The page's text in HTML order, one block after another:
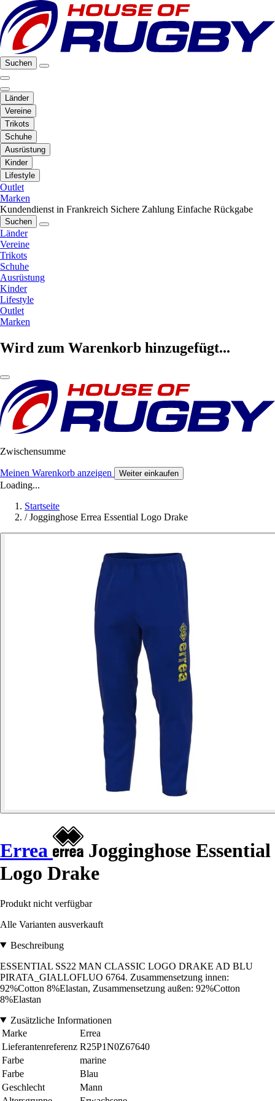
Suchen
Länder
Vereine
Trikots
Schuhe
Ausrüstung
Kinder
Lifestyle
Outlet
Marken
Kundendienst in Frankreich Sichere Zahlung Einfache Rückgabe
Suchen
Länder
Vereine
Trikots
Schuhe
Ausrüstung
Kinder
Lifestyle
Outlet
Marken
Wird zum Warenkorb hinzugefügt...
Zwischensumme
Meinen Warenkorb anzeigen Weiter einkaufen
Loading...
Startseite
/ Jogginghose Errea Essential Logo Drake
Errea
Jogginghose Essential
Logo Drake
Produkt nicht verfügbar
Alle Varianten ausverkauft
Beschreibung
ESSENTIAL SS22 MAN CLASSIC LOGO DRAKE AD BLU
PIRATA_GIALLOFLUO 6764. Zusammensetzung innen:
92%Cotton 8%Elastan, Zusammensetzung außen: 92%Cotton
8%Elastan
Zusätzliche Informationen
Marke
Errea
Lieferantenreferenz R25P1N0Z67640
Farbe
marine
Farbe
Blau
Geschlecht
Mann